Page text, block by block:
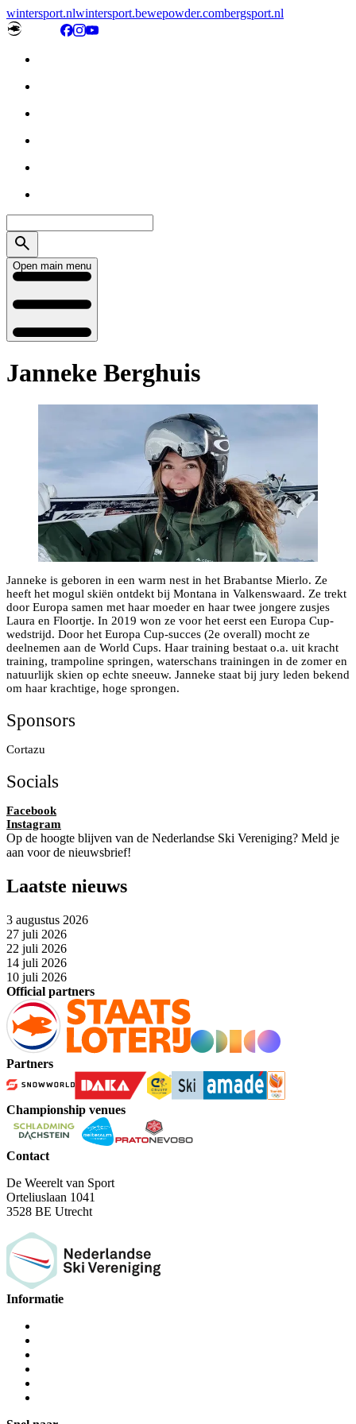
wintersport.nlwintersport.bewepowder.combergsport.nl
Open main menu
Janneke Berghuis
Janneke is geboren in een warm nest in het Brabantse Mierlo. Ze
heeft het mogul skiën ontdekt bij Montana in Valkenswaard. Ze trekt
door Europa samen met haar moeder en haar twee jongere zusjes
Laura en Floortje. In 2019 won ze voor het eerst een Europa Cup-
wedstrijd. Door het Europa Cup-succes (2e overall) mocht ze
deelnemen aan de World Cups. Haar training bestaat o.a. uit kracht
training, trampoline springen, waterschans trainingen in de zomer en
natuurlijk skien op echte sneeuw. Janneke staat bij jury leden bekend
om haar krachtige, hoge sprongen.
Sponsors
Cortazu
Socials
Facebook
Instagram
Op de hoogte blijven van de Nederlandse Ski Vereniging? Meld je
aan voor de nieuwsbrief!
Laatste nieuws
3 augustus 2026
27 juli 2026
22 juli 2026
14 juli 2026
10 juli 2026
Official partners
Partners
Championship venues
Contact
De Weerelt van Sport
Orteliuslaan 1041
3528 BE Utrecht
Informatie